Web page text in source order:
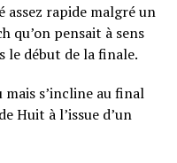
assez rapide malgré un
qu’on pensait à sens
le début de la finale.
s’incline au final
Huit à l’issue d’un